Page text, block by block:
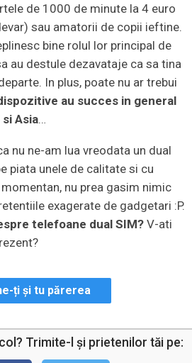
de 1000 de minute la 4 euro
sau amatorii de copii ieftine.
bine rolul lor principal de
au destule dezavataje ca sa tina
In plus, poate nu ar trebui
au succes in general
Asia…
nu ne-am lua vreodata un dual
piata unele de calitate si cu
nu prea gasim nimic
exagerate de gadgetari :P.
telefoane dual SIM?V-ati
ți și tu părerea
Trimite-l şi prietenilor tăi pe: